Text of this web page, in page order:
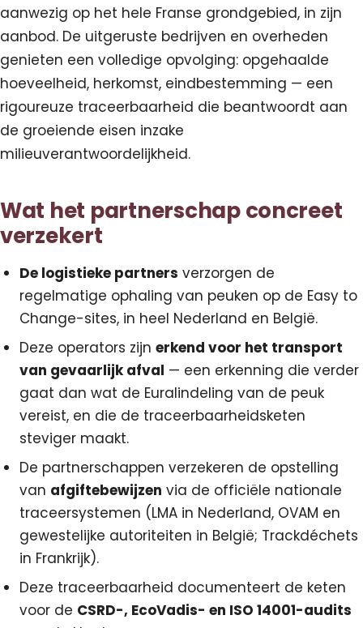
aanwezig op het hele Franse grondgebied, in zijn
aanbod. De uitgeruste bedrijven en overheden
genieten een volledige opvolging: opgehaalde
hoeveelheid, herkomst, eindbestemming — een
rigoureuze traceerbaarheid die beantwoordt aan
de groeiende eisen inzake
milieuverantwoordelijkheid.
Wat het partnerschap concreet
verzekert
De logistieke partners verzorgen de
regelmatige ophaling van peuken op de Easy to
Change-sites, in heel Nederland en België.
Deze operators zijn erkend voor het transport
van gevaarlijk afval — een erkenning die verder
gaat dan wat de Euralindeling van de peuk
vereist, en die de traceerbaarheidsketen
steviger maakt.
De partnerschappen verzekeren de opstelling
van afgiftebewijzen via de officiële nationale
traceersystemen (LMA in Nederland, OVAM en
gewestelijke autoriteiten in België; Trackdéchets
in Frankrijk).
Deze traceerbaarheid documenteert de keten
voor de CSRD-, EcoVadis- en ISO 14001-audits